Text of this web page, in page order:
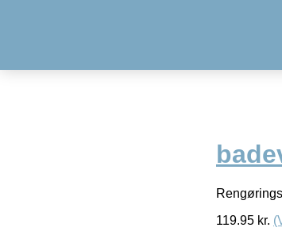
119.95 kr.